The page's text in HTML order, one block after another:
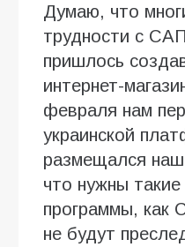
Думаю, что
трудности с
пришлось
интернет-
февраля нам
украинской
размещался
что нужны
программы, как
не будут